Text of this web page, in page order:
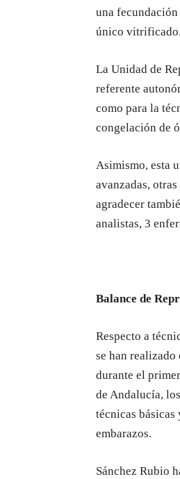
una
único vitrificado.
La Unidad de
referente
como para la
congelación de
Asimismo, esta
avanzadas,
agradecer
analistas, 3
Balance de
Respecto a
se han realizado
durante el
de Andalucía,
técnicas básicas
embarazos.
Sánchez Rubio